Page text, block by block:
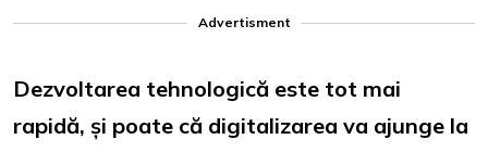
Advertisment
Dezvoltarea tehnologică este tot mai
rapidă, și poate că digitalizarea va ajunge la